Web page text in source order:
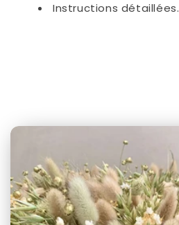
Instructions détaillées.